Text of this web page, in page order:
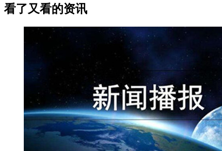
看了又看的资讯